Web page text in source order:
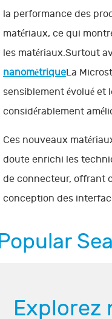
la performance des
matériaux, ce qui
les matériaux.Surtout
nanométriqueLa
sensiblement évolué et
considérablement
Ces nouveaux
doute enrichi les
de connecteur, offrant
conception des
Explorez